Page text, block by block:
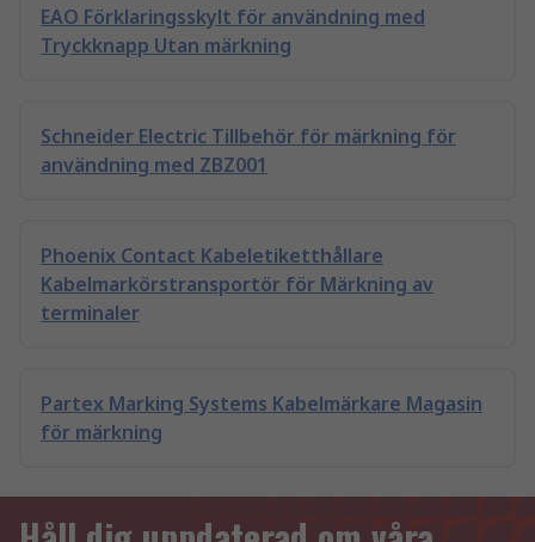
EAO Förklaringsskylt för användning med
Tryckknapp Utan märkning
Schneider Electric Tillbehör för märkning för
användning med ZBZ001
Phoenix Contact Kabeletiketthållare
Kabelmarkörstransportör för Märkning av
terminaler
Partex Marking Systems Kabelmärkare Magasin
för märkning